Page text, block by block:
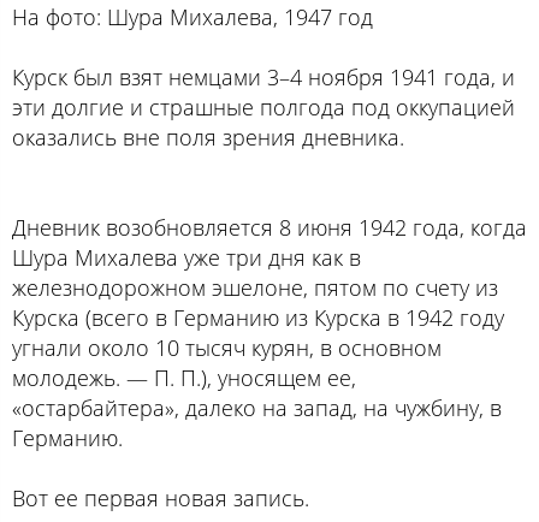
На фото: Шура Михалева, 1947 год
Курск был взят немцами 3–4 ноября 1941 года, и
эти долгие и страшные полгода под оккупацией
оказались вне поля зрения дневника.
Дневник возобновляется 8 июня 1942 года, когда
Шура Михалева уже три дня как в
железнодорожном эшелоне, пятом по счету из
Курска (всего в Германию из Курска в 1942 году
угнали около 10 тысяч курян, в основном
молодежь. — П. П.), уносящем ее,
«остарбайтера», далеко на запад, на чужбину, в
Германию.
Вот ее первая новая запись.